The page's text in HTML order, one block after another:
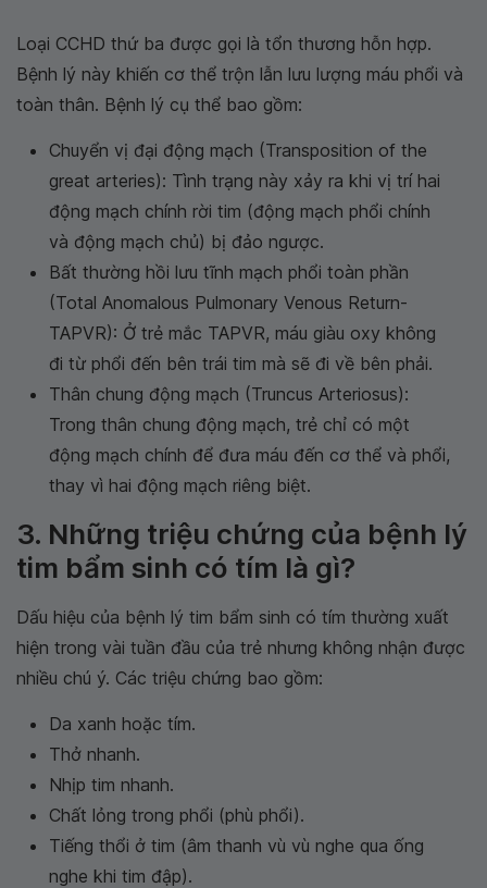
Loại CCHD thứ ba được gọi là tổn thương hỗn hợp.
Bệnh lý này khiến cơ thể trộn lẫn lưu lượng máu phổi và
toàn thân. Bệnh lý cụ thể bao gồm:
Chuyển vị đại động mạch (Transposition of the
great arteries): Tình trạng này xảy ra khi vị trí hai
động mạch chính rời tim (động mạch phổi chính
và động mạch chủ) bị đảo ngược.
Bất thường hồi lưu tĩnh mạch phổi toàn phần
(Total Anomalous Pulmonary Venous Return-
TAPVR): Ở trẻ mắc TAPVR, máu giàu oxy không
đi từ phổi đến bên trái tim mà sẽ đi về bên phải.
Thân chung động mạch (Truncus Arteriosus):
Trong thân chung động mạch, trẻ chỉ có một
động mạch chính để đưa máu đến cơ thể và phổi,
thay vì hai động mạch riêng biệt.
3. Những triệu chứng của bệnh lý
tim bẩm sinh có tím là gì?
Dấu hiệu của bệnh lý tim bẩm sinh có tím thường xuất
hiện trong vài tuần đầu của trẻ nhưng không nhận được
nhiều chú ý. Các triệu chứng bao gồm:
Da xanh hoặc tím.
Thở nhanh.
Nhịp tim nhanh.
Chất lỏng trong phổi (phù phổi).
Tiếng thổi ở tim (âm thanh vù vù nghe qua ống
nghe khi tim đập).